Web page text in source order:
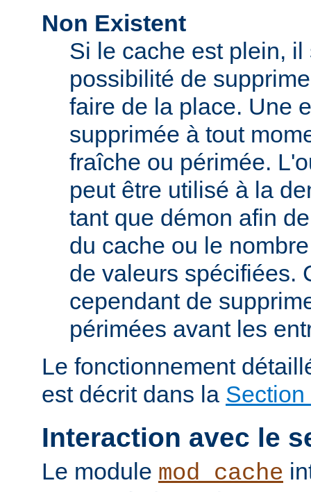
Non Existent
Si le cache est plein,
possibilité de
faire de la place. Une
supprimée à tout
fraîche ou périmée.
peut être utilisé à la
tant que démon afin
du cache ou le
de valeurs spécifiées.
cependant de
périmées avant les
Le fonctionnement
est décrit dans la
Interaction avec le
Le module mod_cache